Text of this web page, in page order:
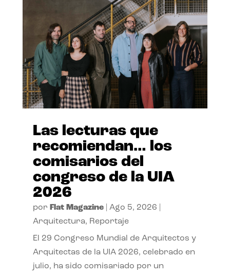
Las lecturas que
recomiendan… los
comisarios del
congreso de la UIA
2026
por Flat Magazine| Ago 5, 2026
Arquitectura, Reportaje
El 29 Congreso Mundial de Arquitectos y
Arquitectas de la UIA 2026, celebrado en
julio, ha sido comisariado por un